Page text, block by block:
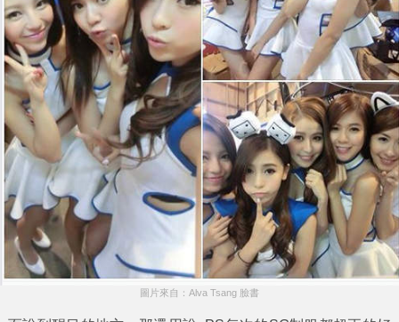
圖片來自：Alva Tsang 臉書